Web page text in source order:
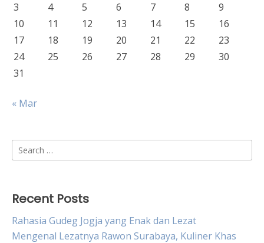
3
4 5 6 7 8
9
10
11 12 13 14 15
16
17
18 19 20 21 22
23
24
25 26 27 28 29
30
31
« Mar
Search
for:
Recent Posts
Rahasia Gudeg Jogja yang Enak dan Lezat
Mengenal Lezatnya Rawon Surabaya, Kuliner Khas